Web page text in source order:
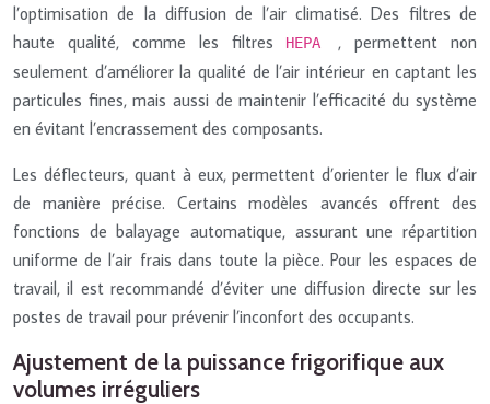
l’optimisation de la diffusion de l’air climatisé. Des filtres de
haute qualité, comme les filtres
HEPA , permettent non
seulement d’améliorer la qualité de l’air intérieur en captant les
particules fines, mais aussi de maintenir l’efficacité du système
en évitant l’encrassement des composants.
Les déflecteurs, quant à eux, permettent d’orienter le flux d’air
de manière précise. Certains modèles avancés offrent des
fonctions de balayage automatique, assurant une répartition
uniforme de l’air frais dans toute la pièce. Pour les espaces de
travail, il est recommandé d’éviter une diffusion directe sur les
postes de travail pour prévenir l’inconfort des occupants.
Ajustement de la puissance frigorifique aux
volumes irréguliers